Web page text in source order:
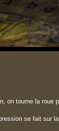
on tourne la roue
se fait sur